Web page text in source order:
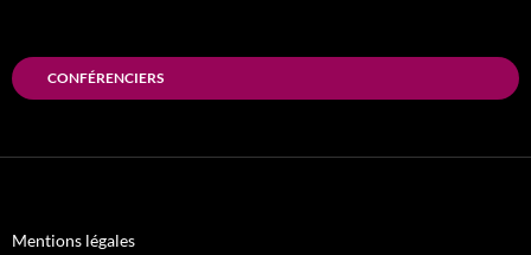
CONFÉRENCIERS
Mentions légales